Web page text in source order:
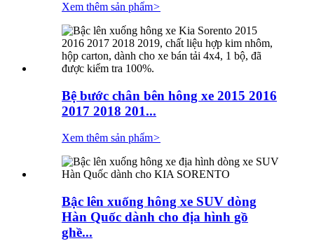
Xem thêm sản phẩm>
Bệ bước chân bên hông xe 2015 2016
2017 2018 201...
Xem thêm sản phẩm>
Bậc lên xuống hông xe SUV dòng
Hàn Quốc dành cho địa hình gồ
ghề...